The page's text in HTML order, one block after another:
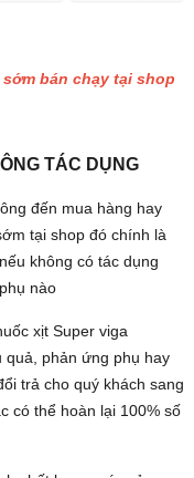
bán chạy tại shop
TÁC DỤNG
đến mua hàng hay
tại shop đó chính là
không có tác dụng
nào
xịt Super viga
quả, phản ứng phụ hay
trả cho quý khách sang
có thể hoàn lại 100% số